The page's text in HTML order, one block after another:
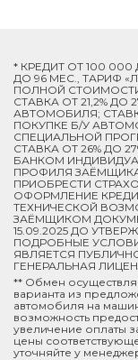
* КРЕДИТ ОТ 100
ДО 96 МЕС., ТАРИФ
ПОЛНОЙ СТОИМОСТИ
СТАВКА ОТ 21,2%
АВТОМОБИЛЯ;
ПОКУПКЕ Б/У
СПЕЦИАЛЬНОЙ
СТАВКА ОТ 26% ДО
БАНКОМ
ПРОФИЛЯ
ПРИОБРЕСТИ
ОФОРМЛЕНИЕ
ТЕХНИЧЕСКОЙ
ЗАЁМЩИКОМ
15.09.2025 ДО
ПОДРОБНЫЕ
ЯВЛЯЕТСЯ
ГЕНЕРАЛЬНАЯ
** Обмен
варианта из
автомобиля на
возможность
увеличение оплаты
цены
уточняйте у